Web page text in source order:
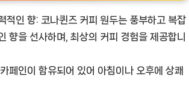
적인 향: 코나퀸즈 커피 원두는 풍부하고 복잡
향을 선사하며, 최상의 커피 경험을 제공합니
카페인이 함유되어 있어 아침이나 오후에 상쾌